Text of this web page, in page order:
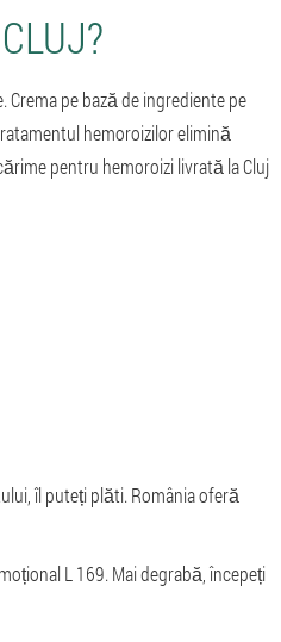
pe bază de ingrediente pe
hemoroizilor elimină
pentru hemoroizi livrată la Cluj
îl puteți plăti. România oferă
L 169. Mai degrabă, începeți